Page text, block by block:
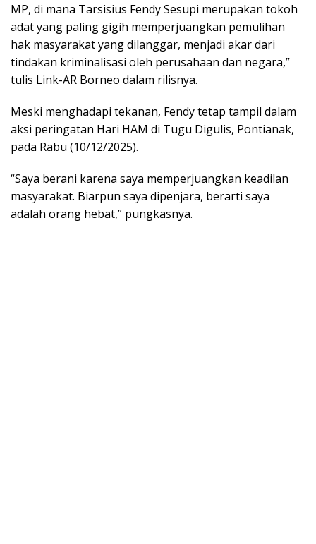
MP, di mana Tarsisius Fendy Sesupi merupakan tokoh
adat yang paling gigih memperjuangkan pemulihan
hak masyarakat yang dilanggar, menjadi akar dari
tindakan kriminalisasi oleh perusahaan dan negara,”
tulis Link-AR Borneo dalam rilisnya.
Meski menghadapi tekanan, Fendy tetap tampil dalam
aksi peringatan Hari HAM di Tugu Digulis, Pontianak,
pada Rabu (10/12/2025).
“Saya berani karena saya memperjuangkan keadilan
masyarakat. Biarpun saya dipenjara, berarti saya
adalah orang hebat,” pungkasnya.